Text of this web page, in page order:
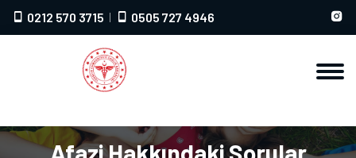
0212 570 3715 0505 727 4946